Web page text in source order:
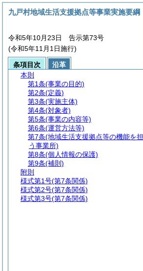
九戸村地域生活支援拠点等事業実施要綱
令和5年10月23日 告示第73号
(令和5年11月1日施行)
条項目次
沿革
本則
第1条(事業の目的)
第2条(定義)
第3条(実施主体)
第4条(対象者)
第5条(事業の内容等)
第6条(運営方法等)
第7条(地域生活支援拠点等の機能を担
う事業所)
第8条(個人情報の保護)
第9条(補則)
附則
様式第1号(第7条関係)
様式第2号(第7条関係)
様式第3号(第7条関係)